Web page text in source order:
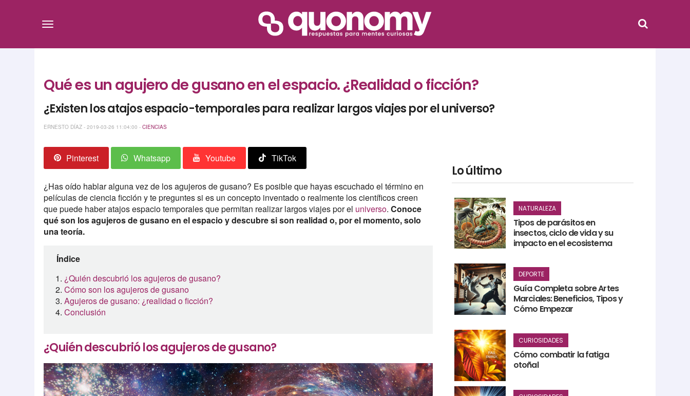
Qué es un agujero de gusano en el espacio. ¿Realidad o ficción?
¿Existen los atajos espacio-temporales para realizar largos viajes por el universo?
ERNESTO DÍAZ - 2019-03-26 11:04:00 -CIENCIAS
Pinterest Whatsapp Youtube TikTok
¿Has oído hablar alguna vez de los agujeros de gusano? Es posible que hayas escuchado el término en
películas de ciencia ficción y te preguntes si es un concepto inventado o realmente los científicos creen
que puede haber atajos espacio temporales que permitan realizar largos viajes por el universo.Conoce
qué son los agujeros de gusano en el espacio y descubre si son realidad o, por el momento, solo
una teoría.
Índice
¿Quién descubrió los agujeros de gusano?
Cómo son los agujeros de gusano
Agujeros de gusano: ¿realidad o ficción?
Conclusión
¿Quién descubrió los agujeros de gusano?
Lo último
NATURALEZA
Tipos de parásitos en
insectos, ciclo de vida y su
impacto en el ecosistema
DEPORTE
Guía Completa sobre Artes
Marciales: Beneficios, Tipos y
Cómo Empezar
CURIOSIDADES
Cómo combatir la fatiga
otoñal